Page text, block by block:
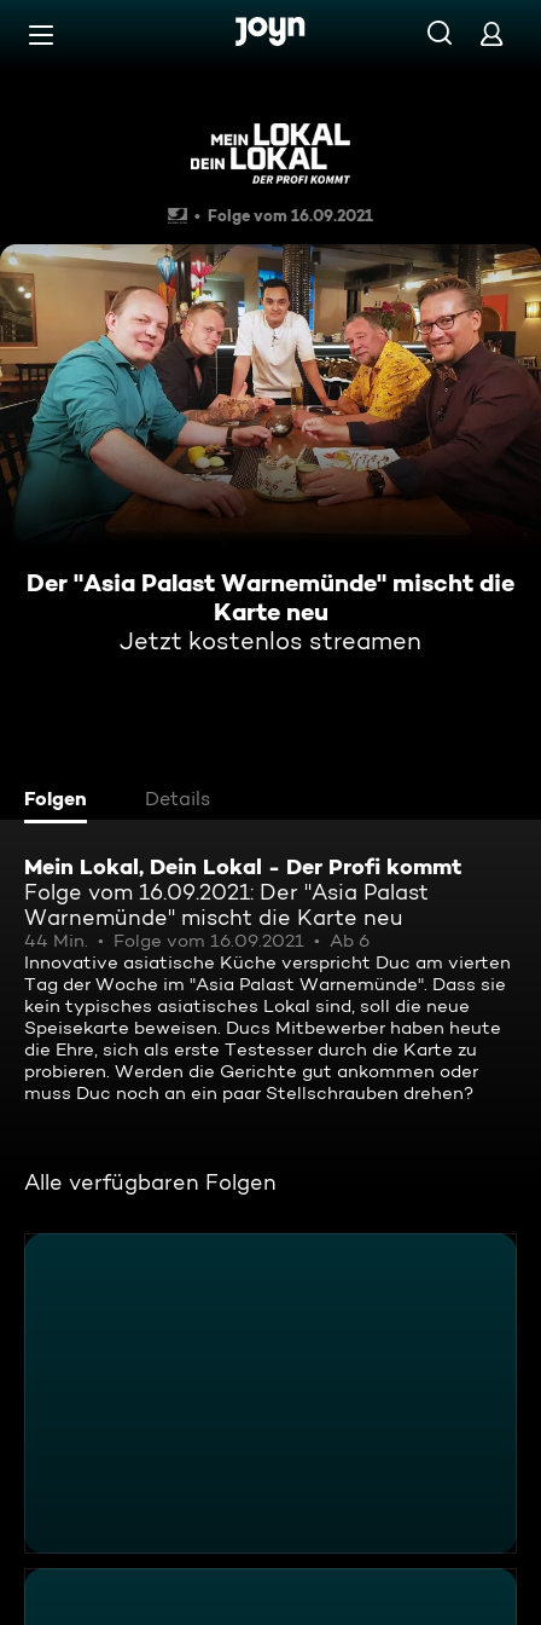
Zum Inhalt springen
Der "Asia Palast
Folge vom 16.09.2021
Der "Asia Palast Warnemünde" mischt die
Karte neu
Jetzt kostenlos streamen
Folgen Details
Mein Lokal, Dein Lokal - Der Profi kommt
Folge vom 16.09.2021: Der "Asia Palast
Warnemünde" mischt die Karte neu
44 Min. Folge vom 16.09.2021
Ab 6
Innovative asiatische Küche verspricht Duc am vierten
Tag der Woche im "Asia Palast Warnemünde". Dass sie
kein typisches asiatisches Lokal sind, soll die neue
Speisekarte beweisen. Ducs Mitbewerber haben heute
die Ehre, sich als erste Testesser durch die Karte zu
probieren. Werden die Gerichte gut ankommen oder
muss Duc noch an ein paar Stellschrauben drehen?
Alle verfügbaren Folgen
Wochenfinale mit mittelalterlichem Ambiente im